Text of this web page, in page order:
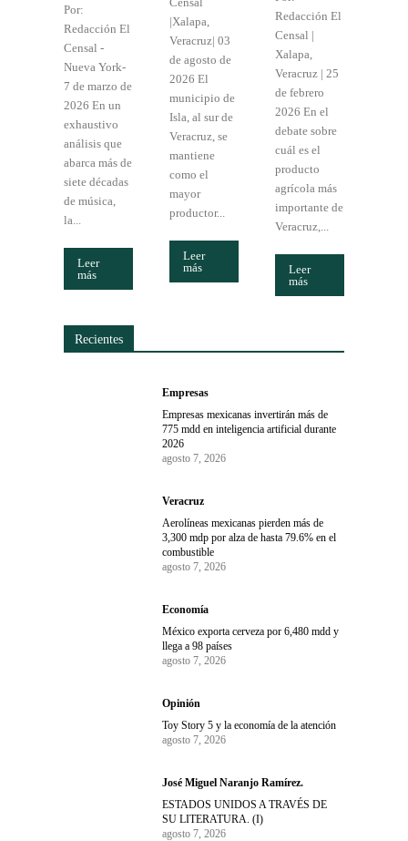
Por:
Redacción El
Censal -
Nueva York-
7 de marzo de
2026 En un
exhaustivo
análisis que
abarca más de
siete décadas
de música,
la...
Leer
más
|Xalapa,
Veracruz| 03
de agosto de
2026 El
municipio de
Isla, al sur de
Veracruz, se
mantiene
como el
mayor
productor...
Leer
más
Redacción El
Censal |
Xalapa,
Veracruz | 25
de febrero
2026 En el
debate sobre
cuál es el
producto
agrícola más
importante de
Veracruz,...
Leer
más
Recientes
Empresas
Empresas mexicanas invertirán más de
775 mdd en inteligencia artificial durante
2026
agosto 7, 2026
Veracruz
Aerolíneas mexicanas pierden más de
3,300 mdp por alza de hasta 79.6% en el
combustible
agosto 7, 2026
Economía
México exporta cerveza por 6,480 mdd y
llega a 98 países
agosto 7, 2026
Opinión
Toy Story 5 y la economía de la atención
agosto 7, 2026
José Miguel Naranjo Ramírez.
ESTADOS UNIDOS A TRAVÉS DE
SU LITERATURA. (I)
agosto 7, 2026